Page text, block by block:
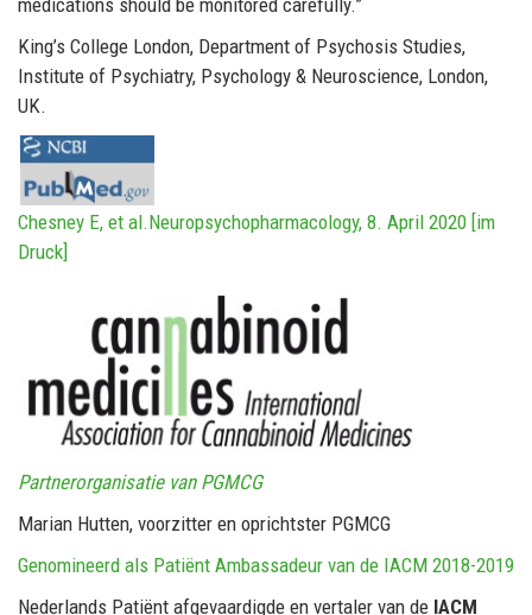
medications should be monitored carefully.”
King’s College London, Department of Psychosis Studies,
Institute of Psychiatry, Psychology & Neuroscience, London,
UK.
Chesney E, et al.Neuropsychopharmacology, 8. April 2020 [im
Druck]
Partnerorganisatie van PGMCG
Marian Hutten, voorzitter en oprichtster PGMCG
Genomineerd als Patiënt Ambassadeur van de IACM 2018-2019
Nederlands Patiënt afgevaardigde en vertaler van de IACM